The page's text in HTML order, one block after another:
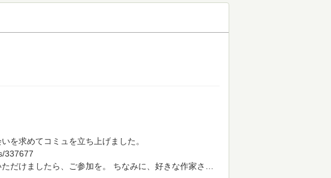
を求めてコミュを立ち上げました。
337677
だけましたら、ご参加を。
ちなみに、好きな作家さ